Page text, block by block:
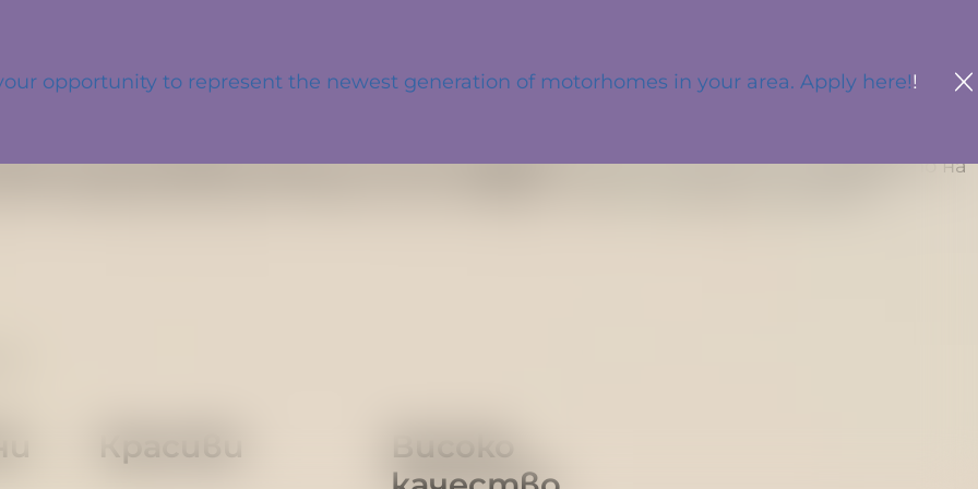
opportunity to represent the newest generation of motorhomes in your area. Apply here!!
които решават проблеми, а не ги създават. Нашата страст е в създаването на
върви ръка за ръка с изключителен комфорт, обмислена функционалност и
Високо